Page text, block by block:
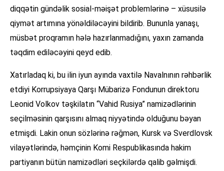
diqqətin gündəlik sosial-məişət problemlərinə – xüsusilə
qiymət artımına yönəldiləcəyini bildirib. Bununla yanaşı,
müsbət proqramın hələ hazırlanmadığını, yaxın zamanda
təqdim ediləcəyini qeyd edib.
Xatırladaq ki, bu ilin iyun ayında vaxtilə Navalnının rəhbərlik
etdiyi Korrupsiyaya Qarşı Mübarizə Fondunun direktoru
Leonid Volkov təşkilatın “Vahid Rusiya” namizədlərinin
seçilməsinin qarşısını almaq niyyətində olduğunu bəyan
etmişdi. Lakin onun sözlərinə rəğmən, Kursk və Sverdlovsk
vilayətlərində, həmçinin Komi Respublikasında hakim
partiyanın bütün namizədləri seçkilərdə qalib gəlmişdi.